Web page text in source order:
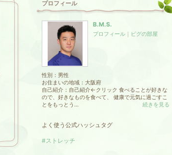
プロフィール
B.M.S.
プロフィール ｜ ピグの部屋
性別： 男性
お住まいの地域： 大阪府
自己紹介：自己紹介←クリック 食べることが好きな
ので、好きなものを食べて、 健康で元気に過ごすこ
とをもっとう...
続きを見る
よく使う公式ハッシュタグ
#ストレッチ